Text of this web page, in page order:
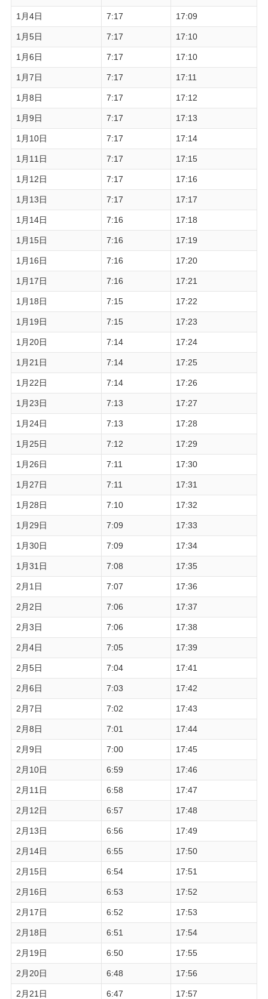
1月4日 7:17 17:09
1月5日 7:17 17:10
1月6日 7:17 17:10
1月7日 7:17 17:11
1月8日 7:17 17:12
1月9日 7:17 17:13
1月10日 7:17 17:14
1月11日 7:17 17:15
1月12日 7:17 17:16
1月13日 7:17 17:17
1月14日 7:16 17:18
1月15日 7:16 17:19
1月16日 7:16 17:20
1月17日 7:16 17:21
1月18日 7:15 17:22
1月19日 7:15 17:23
1月20日 7:14 17:24
1月21日 7:14 17:25
1月22日 7:14 17:26
1月23日 7:13 17:27
1月24日 7:13 17:28
1月25日 7:12 17:29
1月26日 7:11 17:30
1月27日 7:11 17:31
1月28日 7:10 17:32
1月29日 7:09 17:33
1月30日 7:09 17:34
1月31日 7:08 17:35
2月1日 7:07 17:36
2月2日 7:06 17:37
2月3日 7:06 17:38
2月4日 7:05 17:39
2月5日 7:04 17:41
2月6日 7:03 17:42
2月7日 7:02 17:43
2月8日 7:01 17:44
2月9日 7:00 17:45
2月10日 6:59 17:46
2月11日 6:58 17:47
2月12日 6:57 17:48
2月13日 6:56 17:49
2月14日 6:55 17:50
2月15日 6:54 17:51
2月16日 6:53 17:52
2月17日 6:52 17:53
2月18日 6:51 17:54
2月19日 6:50 17:55
2月20日 6:48 17:56
2月21日 6:47 17:57